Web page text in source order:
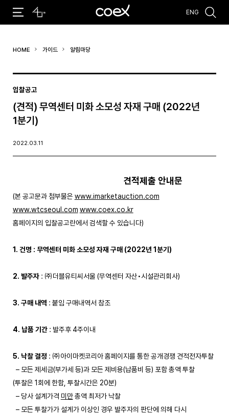
#코엑스 전시 #행사
ENG
HOME 가이드 알림마당
입찰공고
(견적) 무역센터 미화 소모성 자재 구매 (2022년
1분기)
2022.03.11
견적제출 안내문
(본 공고문과 첨부물은 www.imarketauction.com
www.wtcseoul.com www.coex.co.kr
홈페이지의 입찰공고란에서 검색할 수 있습니다)
1. 건명 : 무역센터 미화 소모성 자재 구매 (2022년 1분기)
2. 발주자: ㈜더블유티씨서울 (무역센터 자산•시설관리회사)
3. 구매 내역 : 붙임 구매내역서 참조
4. 납품 기간: 발주후 4주이내
5. 낙찰 결정 : ㈜아이마켓코리아 홈페이지를 통한 공개경쟁 견적전자투찰
– 모든 제세금(부가세 등)과 모든 제비용(납품비 등) 포함 총액 투찰
(투찰은 1회에 한함, 투찰시간은 20분)
– 당사 설계가격 미만총액 최저가 낙찰
– 모든 투찰가가 설계가 이상인 경우 발주자의 판단에 의해 다시